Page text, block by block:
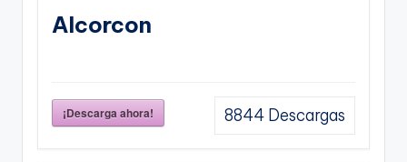
Alcorcon
¡Descarga ahora! 8844 Descargas